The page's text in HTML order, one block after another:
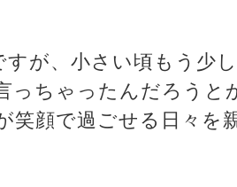
が、小さい頃もう少
っちゃったんだろうと
顔で過ごせる日々を